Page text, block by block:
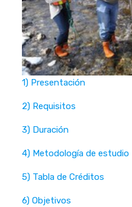
1) Presentación
2) Requisitos
3) Duración
4) Metodología de estudio
5) Tabla de Créditos
6) Objetivos